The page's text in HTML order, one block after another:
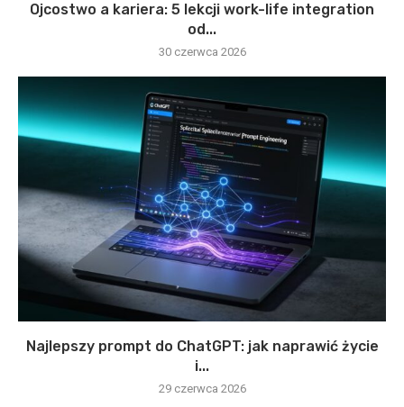
Ojcostwo a kariera: 5 lekcji work-life integration
od...
30 czerwca 2026
Najlepszy prompt do ChatGPT: jak naprawić życie
i...
29 czerwca 2026